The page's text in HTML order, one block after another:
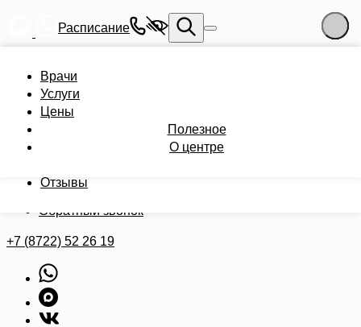
Расписание
Врачи
Цены
Полезное
О центре
Отзывы
Врачи
Услуги
Цены
Полезное
О центре
Записаться на приём
Мои анализы
Врач на дом
Обратный звонок
+7 (8722) 52 26 19